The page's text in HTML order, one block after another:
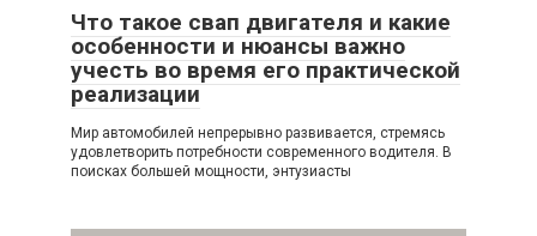
Что такое свап двигателя и какие
особенности и нюансы важно
учесть во время его практической
реализации
Мир автомобилей непрерывно развивается, стремясь
удовлетворить потребности современного водителя. В
поисках большей мощности, энтузиасты